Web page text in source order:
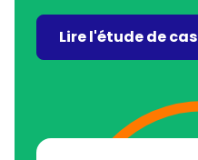
Lire l'étude de cas